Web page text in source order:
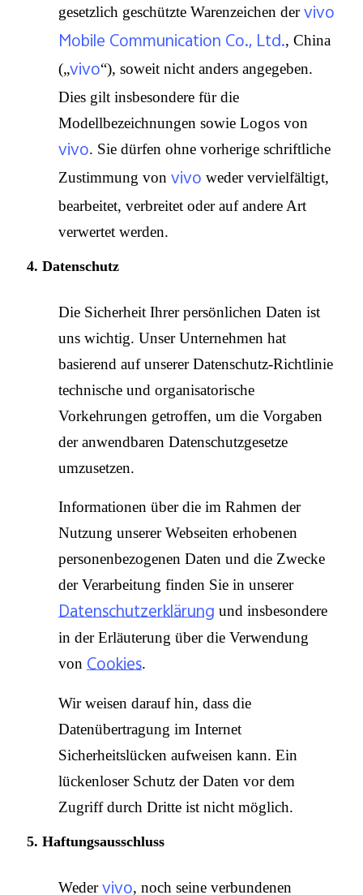
gesetzlich geschützte Warenzeichen dervivo
Mobile Communication Co., Ltd., China
(„vivo“), soweit nicht anders angegeben.
Dies gilt insbesondere für die
Modellbezeichnungen sowie Logos von
vivo. Sie dürfen ohne vorherige schriftliche
Zustimmung von vivo weder vervielfältigt,
bearbeitet, verbreitet oder auf andere Art
verwertet werden.
4. Datenschutz
Die Sicherheit Ihrer persönlichen Daten ist
uns wichtig. Unser Unternehmen hat
basierend auf unserer Datenschutz-Richtlinie
technische und organisatorische
Vorkehrungen getroffen, um die Vorgaben
der anwendbaren Datenschutzgesetze
umzusetzen.
Informationen über die im Rahmen der
Nutzung unserer Webseiten erhobenen
personenbezogenen Daten und die Zwecke
der Verarbeitung finden Sie in unserer
Datenschutzerklärung und insbesondere
in der Erläuterung über die Verwendung
von Cookies.
Wir weisen darauf hin, dass die
Datenübertragung im Internet
Sicherheitslücken aufweisen kann. Ein
lückenloser Schutz der Daten vor dem
Zugriff durch Dritte ist nicht möglich.
5. Haftungsausschluss
Weder
, noch seine verbundenen